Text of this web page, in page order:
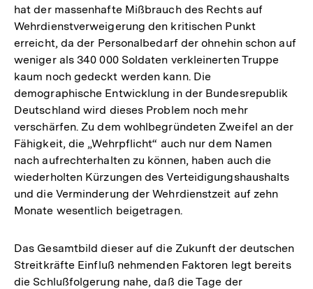
hat der massenhafte Mißbrauch des Rechts auf
Wehrdienstverweigerung den kritischen Punkt
erreicht, da der Personalbedarf der ohnehin schon auf
weniger als 340 000 Soldaten verkleinerten Truppe
kaum noch gedeckt werden kann. Die
demographische Entwicklung in der Bundesrepublik
Deutschland wird dieses Problem noch mehr
verschärfen. Zu dem wohlbegründeten Zweifel an der
Fähigkeit, die „Wehrpflicht“ auch nur dem Namen
nach aufrechterhalten zu können, haben auch die
wiederholten Kürzungen des Verteidigungshaushalts
und die Verminderung der Wehrdienstzeit auf zehn
Monate wesentlich beigetragen.
Das Gesamtbild dieser auf die Zukunft der deutschen
Streitkräfte Einfluß nehmenden Faktoren legt bereits
die Schlußfolgerung nahe, daß die Tage der